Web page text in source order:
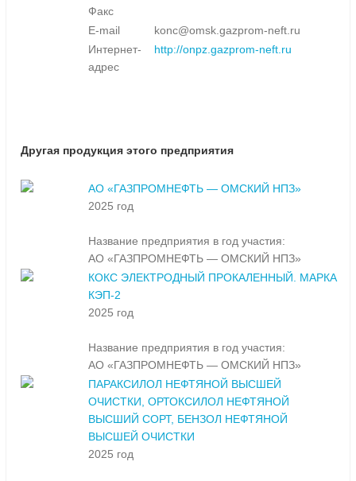
Факс
E-mail
konc@omsk.gazprom-neft.ru
Интернет-
адрес
http://onpz.gazprom-neft.ru
Другая продукция этого предприятия
АО «ГАЗПРОМНЕФТЬ — ОМСКИЙ НПЗ»
2025 год
Название предприятия в год участия:
АО «ГАЗПРОМНЕФТЬ — ОМСКИЙ НПЗ»
КОКС ЭЛЕКТРОДНЫЙ ПРОКАЛЕННЫЙ. МАРКА
КЭП-2
2025 год
Название предприятия в год участия:
АО «ГАЗПРОМНЕФТЬ — ОМСКИЙ НПЗ»
ПАРАКСИЛОЛ НЕФТЯНОЙ ВЫСШЕЙ
ОЧИСТКИ, ОРТОКСИЛОЛ НЕФТЯНОЙ
ВЫСШИЙ СОРТ, БЕНЗОЛ НЕФТЯНОЙ
ВЫСШЕЙ ОЧИСТКИ
2025 год